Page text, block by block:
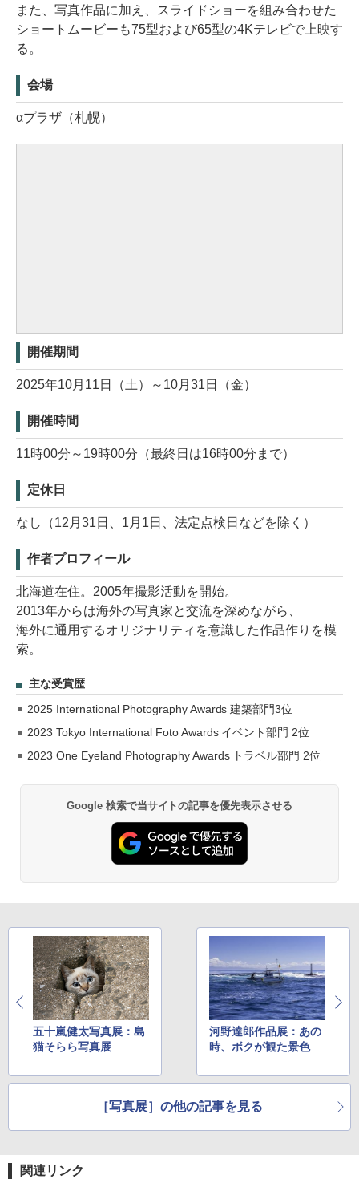
また、写真作品に加え、スライドショーを組み合わせた
ショートムービーも75型および65型の4Kテレビで上映す
る。
会場
αプラザ（札幌）
開催期間
2025年10月11日（土）～10月31日（金）
開催時間
11時00分～19時00分（最終日は16時00分まで）
定休日
なし（12月31日、1月1日、法定点検日などを除く）
作者プロフィール
北海道在住。2005年撮影活動を開始。
2013年からは海外の写真家と交流を深めながら、
海外に通用するオリジナリティを意識した作品作りを模
索。
主な受賞歴
2025 International Photography Awards 建築部門3位
2023 Tokyo International Foto Awards イベント部門 2位
2023 One Eyeland Photography Awards トラベル部門 2位
Google 検索で当サイトの記事を優先表示させる
五十嵐健太写真展：島
猫そらら写真展
河野達郎作品展：あの
時、ボクが観た景色
［写真展］の他の記事を見る
関連リンク